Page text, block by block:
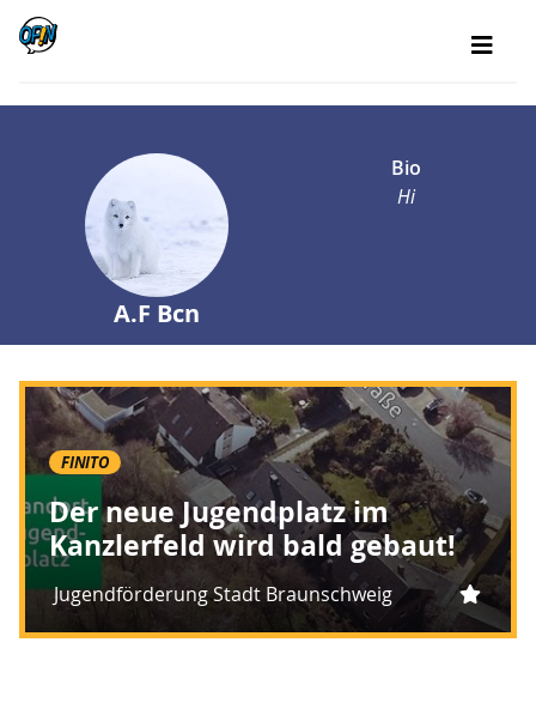
A.F Bcn
Bio
Hi
FINITO
Der neue Jugendplatz im
Kanzlerfeld wird bald gebaut!
Jugendförderung Stadt Braunschweig